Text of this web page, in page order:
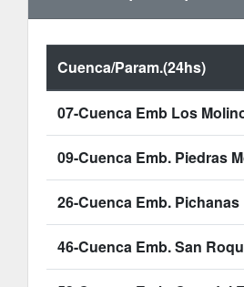
Cuenca/Param.(24hs)
07-Cuenca Emb Los
09-Cuenca Emb. Piedras
26-Cuenca Emb. Pichanas
46-Cuenca Emb. San